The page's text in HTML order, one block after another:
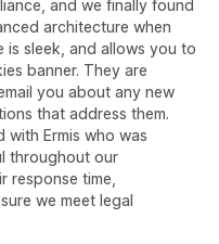
and we finally found
architecture when
is sleek, and allows you to
banner. They are
you about any new
that address them.
with Ermis who was
throughout our
response time,
we meet legal